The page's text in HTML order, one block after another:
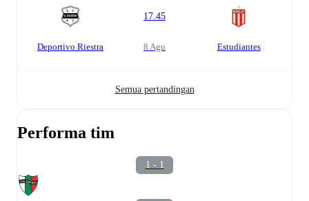
Deportivo Riestra
17.45
8 Agu Estudiantes
Semua pertandingan
Performa tim
1 - 1